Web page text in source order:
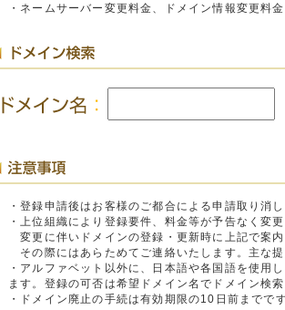
・ネームサーバー変更料金、ドメイン情報変更料
・登録申請後はお客様のご都合による申請取り消し
・上位組織により登録要件、料金等が予告なく変
変更に伴いドメインの登録・更新時に上記で案
その際にはあらためてご連絡いたします。主な
・アルファベット以外に、日本語や各国語を使用
ます。登録の可否は希望ドメイン名でドメイン検
・ドメイン廃止の手続は有効期限の10日前までです